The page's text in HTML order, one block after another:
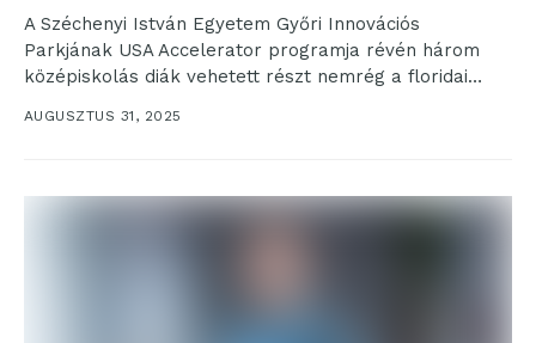
A Széchenyi István Egyetem Győri Innovációs
Parkjának USA Accelerator programja révén három
középiskolás diák vehetett részt nemrég a floridai
AUGUSZTUS 31, 2025